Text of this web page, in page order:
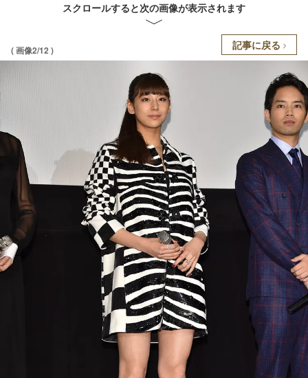
スクロールすると次の画像が表示されます
( 画像2/12 ) 記事に戻る